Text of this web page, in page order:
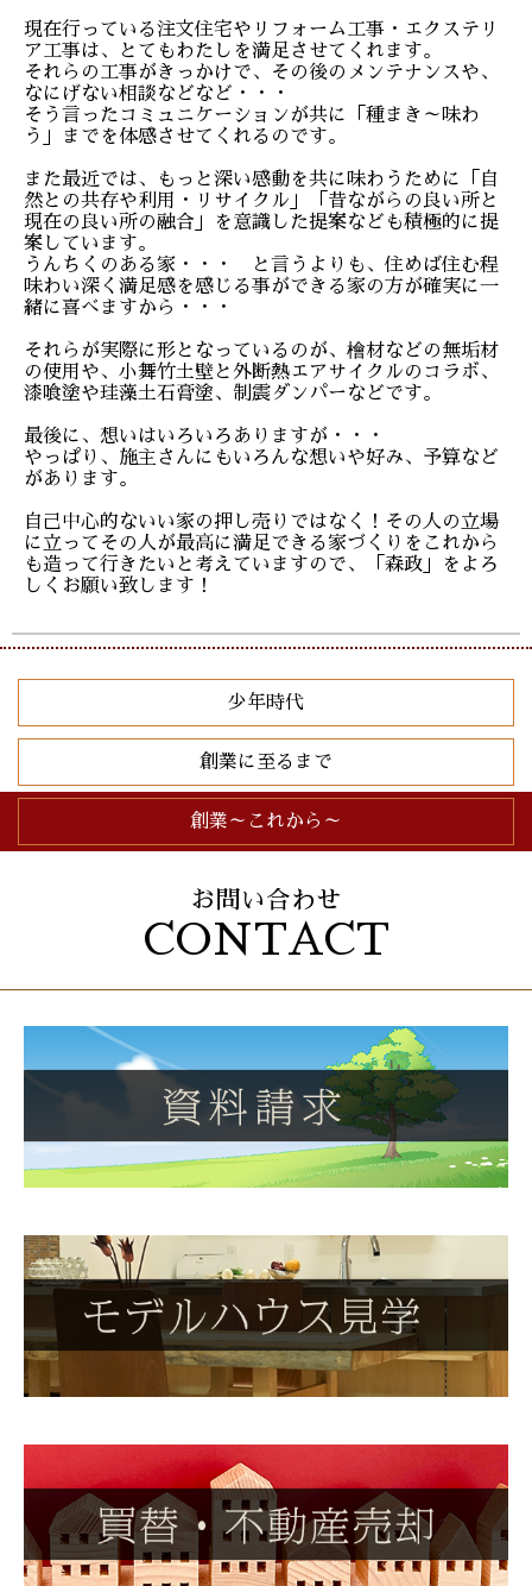
現在行っている注文住宅やリフォーム工事・エクステリ
ア工事は、とてもわたしを満足させてくれます。
それらの工事がきっかけで、その後のメンテナンスや、
なにげない相談などなど・・・
そう言ったコミュニケーションが共に「種まき～味わ
う」までを体感させてくれるのです。
また最近では、もっと深い感動を共に味わうために「自
然との共存や利用・リサイクル」「昔ながらの良い所と
現在の良い所の融合」を意識した提案なども積極的に提
案しています。
うんちくのある家・・・ と言うよりも、住めば住む程
味わい深く満足感を感じる事ができる家の方が確実に一
緒に喜べますから・・・
それらが実際に形となっているのが、檜材などの無垢材
の使用や、小舞竹土壁と外断熱エアサイクルのコラボ、
漆喰塗や珪藻土石膏塗、制震ダンパーなどです。
最後に、想いはいろいろありますが・・・
やっぱり、施主さんにもいろんな想いや好み、予算など
があります。
自己中心的ないい家の押し売りではなく！その人の立場
に立ってその人が最高に満足できる家づくりをこれから
も造って行きたいと考えていますので、「森政」をよろ
しくお願い致します！
少年時代
創業に至るまで
創業～これから～
お問い合わせ
CONTACT